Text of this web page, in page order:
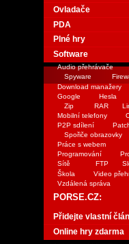
Ovladače
PDA
Plné hry
Software
Audio přehrávače
Spyware
Download manažery
Google
Hesla
Zip
RAR
Mobilní telefony
P2P sdílení
Spořiče obrazovky
Práce s webem
Programování
Sítě
FTP
Škola
Video
Vzdálená správa
PORSE.CZ:
Přidejte vlastní
Online hry zdarma